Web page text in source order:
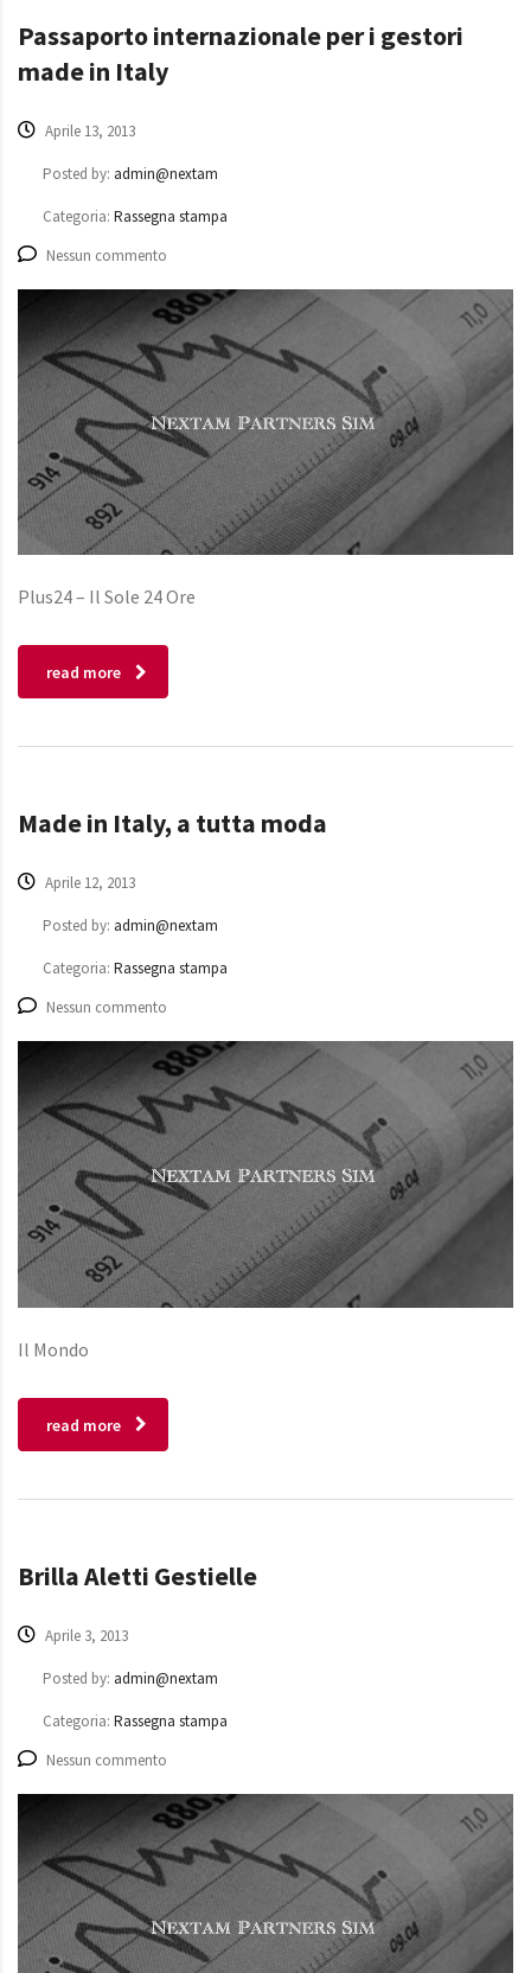
Passaporto internazionale per i gestori
made in Italy
Aprile 13, 2013
Posted by: admin@nextam
Categoria: Rassegna stampa
Nessun commento
Plus24 – Il Sole 24 Ore
read more
Made in Italy, a tutta moda
Aprile 12, 2013
Posted by: admin@nextam
Categoria: Rassegna stampa
Nessun commento
Il Mondo
read more
Brilla Aletti Gestielle
Aprile 3, 2013
Posted by: admin@nextam
Categoria: Rassegna stampa
Nessun commento